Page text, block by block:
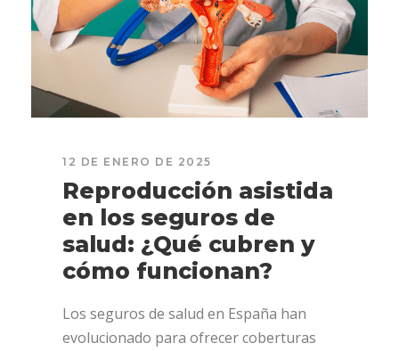
12 DE ENERO DE 2025
Reproducción asistida
en los seguros de
salud: ¿Qué cubren y
cómo funcionan?
Los seguros de salud en España han
evolucionado para ofrecer coberturas